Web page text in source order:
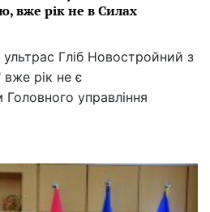
вже рік не в Силах
Гліб Новостройний з
рік не є
управління